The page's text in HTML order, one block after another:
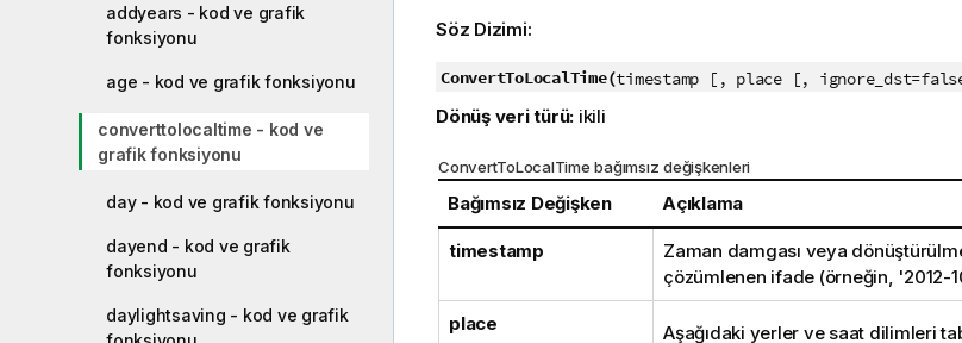
addyears - kod ve grafik
fonksiyonu
age - kod ve grafik fonksiyonu
converttolocaltime - kod ve
grafik fonksiyonu
day - kod ve grafik fonksiyonu
dayend - kod ve grafik
fonksiyonu
daylightsaving - kod ve grafik
Söz Dizimi:
ConvertToLocalTime(timestamp [, place [,
Dönüş veri türü: ikili
ConvertToLocalTime bağımsız değişkenleri
Bağımsız Değişken Açıklama
timestamp
Zaman damgası veya
çözümlenen ifade (örneğin, '2012-
place
Aşağıdaki yerler ve saat dilimleri